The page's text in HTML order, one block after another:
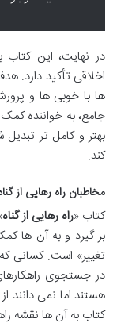
در نهایت، این
اخلاقی تأکید دارد.
ها با خوبی ها و
جامع، به خواننده کمک
بهتر و کامل تر
کند.
مخاطبان راه رهایی از
کتاب «راه رهایی از گناه
بر گیرد و به آن ها
تغییر» است. کسانی
در جستجوی
هستند اما نمی دانند
کتاب به آن ها نقشه